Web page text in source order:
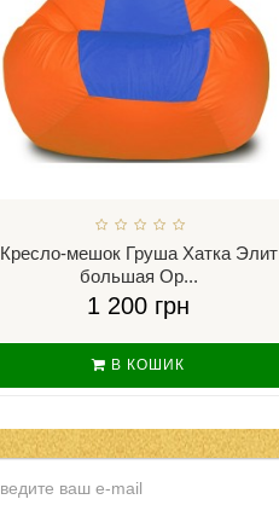
Кресло-мешок Груша Хатка Элит
большая Ор...
1 200 грн
В КОШИК